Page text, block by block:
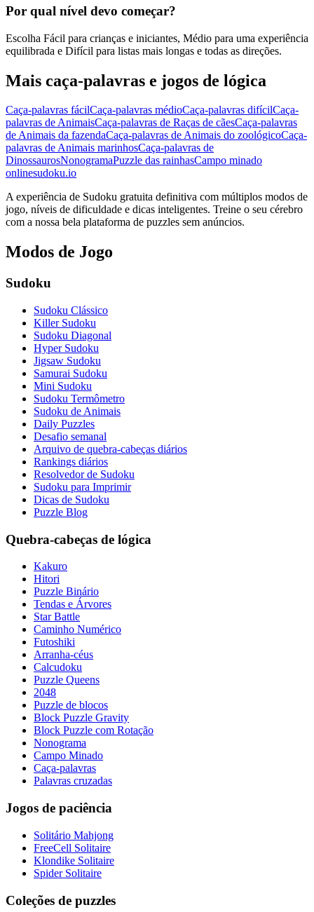
Por qual nível devo começar?
Escolha Fácil para crianças e iniciantes, Médio para uma experiência
equilibrada e Difícil para listas mais longas e todas as direções.
Mais caça-palavras e jogos de lógica
Caça-palavras fácilCaça-palavras médioCaça-palavras difícilCaça-
palavras de AnimaisCaça-palavras de Raças de cãesCaça-palavras
de Animais da fazendaCaça-palavras de Animais do zoológicoCaça-
palavras de Animais marinhosCaça-palavras de
DinossaurosNonogramaPuzzle das rainhasCampo minado
onlinesudoku.io
A experiência de Sudoku gratuita definitiva com múltiplos modos de
jogo, níveis de dificuldade e dicas inteligentes. Treine o seu cérebro
com a nossa bela plataforma de puzzles sem anúncios.
Modos de Jogo
Sudoku
Sudoku Clássico
Killer Sudoku
Sudoku Diagonal
Hyper Sudoku
Jigsaw Sudoku
Samurai Sudoku
Mini Sudoku
Sudoku Termômetro
Sudoku de Animais
Daily Puzzles
Desafio semanal
Arquivo de quebra-cabeças diários
Rankings diários
Resolvedor de Sudoku
Sudoku para Imprimir
Dicas de Sudoku
Puzzle Blog
Quebra-cabeças de lógica
Kakuro
Hitori
Puzzle Binário
Tendas e Árvores
Star Battle
Caminho Numérico
Futoshiki
Arranha-céus
Calcudoku
Puzzle Queens
2048
Puzzle de blocos
Block Puzzle Gravity
Block Puzzle com Rotação
Nonograma
Campo Minado
Caça-palavras
Palavras cruzadas
Jogos de paciência
Solitário Mahjong
FreeCell Solitaire
Klondike Solitaire
Spider Solitaire
Coleções de puzzles